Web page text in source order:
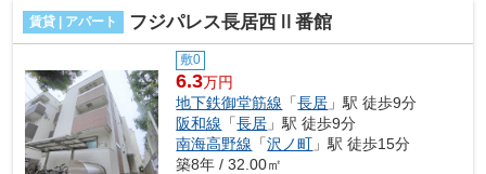
賃貸 | アパート フジパレス長居西Ⅱ番館
敷0
6.3万円
地下鉄御堂筋線 「長居 」駅 徒歩9分
阪和線 「長居 」駅 徒歩9分
南海高野線 「沢ノ町 」駅 徒歩15分
築8年 / 32.00㎡